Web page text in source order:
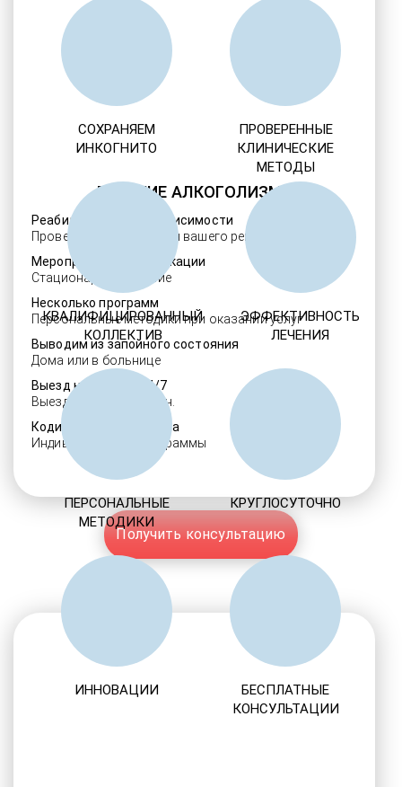
ЛЕЧЕНИЕ АЛКОГОЛИЗМА
Реабилитация алкозависимости
Проверенные ребцентры вашего региона
Мероприятия детоксикации
Стационарное лечение
Несколько программ
Персональные методики при оказании услуг
Выводим из запойного состояния
Дома или в больнице
Выезд нарколога 24/7
Выезд в течение 30 мин.
Кодировка алкоголизма
Индивидуальные программы
Получить консультацию
СОХРАНЯЕМ
ИНКОГНИТО
ПРОВЕРЕННЫЕ
КЛИНИЧЕСКИЕ
МЕТОДЫ
КВАЛИФИЦИРОВАННЫЙ
КОЛЛЕКТИВ
ЭФФЕКТИВНОСТЬ
ЛЕЧЕНИЯ
ПЕРСОНАЛЬНЫЕ
МЕТОДИКИ
КРУГЛОСУТОЧНО
ИННОВАЦИИ
БЕСПЛАТНЫЕ
КОНСУЛЬТАЦИИ